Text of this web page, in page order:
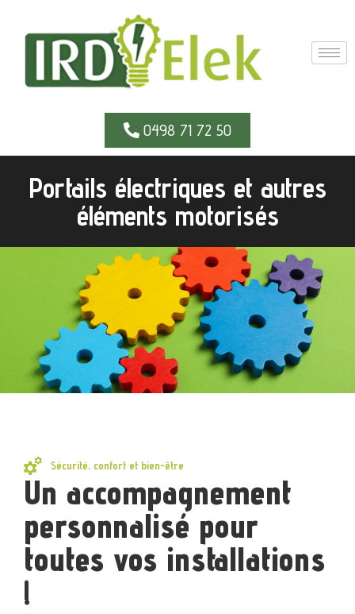
0498 71 72 50
Portails électriques et autres
éléments motorisés
Sécurité, confort et bien-être
Un accompagnement
personnalisé pour
toutes vos installations
!